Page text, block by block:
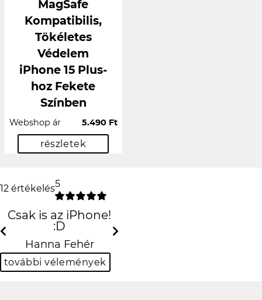
MagSafe
Kompatibilis,
Tökéletes
Védelem
iPhone 15 Plus-
hoz Fekete
Színben
Webshop ár 5.490 Ft
részletek
12 értékelés5
Csak is az iPhone!
:D
Hanna Fehér
Previous Next
további vélemények